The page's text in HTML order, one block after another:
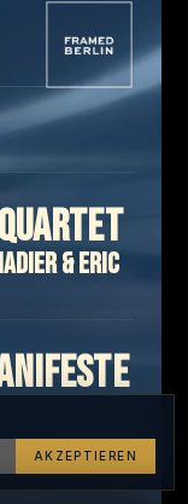
& Eric
AKZEPTIEREN